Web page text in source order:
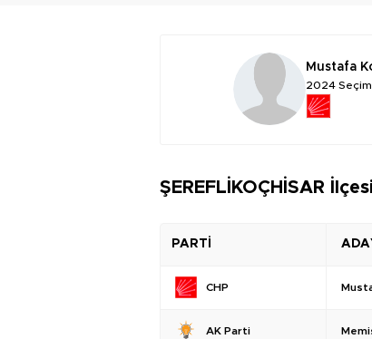
Mustafa
2024
ŞEREFLİKOÇHİSAR
PARTİ
CHP
AK Parti